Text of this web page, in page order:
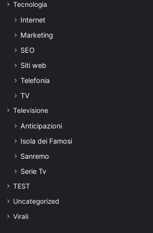
Tecnologia
Internet
Marketing
SEO
Siti web
Telefonia
TV
Televisione
Anticipazioni
Isola dei Famosi
Sanremo
Serie Tv
TEST
Uncategorized
Virali